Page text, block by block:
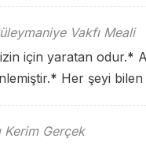
Vakfı Meali
için yaratan odur.*
* Her şeyi bilen
Kerim Gerçek